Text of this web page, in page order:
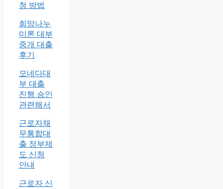
청 방법
희망나누
미론 대부
중개 대출
후기
모네다대
부 대출
진행 승인
관련해서
근로자채
무통합대
출 정부제
도 신청
안내
근로자 신